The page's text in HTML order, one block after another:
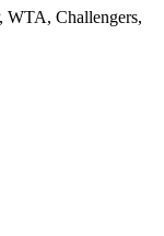
WTA, Challengers,